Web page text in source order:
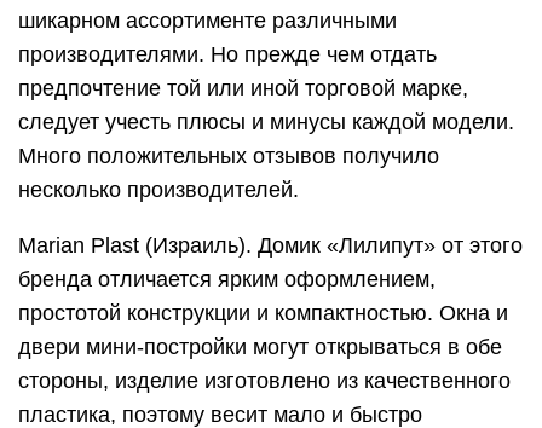
шикарном ассортименте различными
производителями. Но прежде чем отдать
предпочтение той или иной торговой марке,
следует учесть плюсы и минусы каждой модели.
Много положительных отзывов получило
несколько производителей.
Marian Plast (Израиль). Домик «Лилипут» от этого
бренда отличается ярким оформлением,
простотой конструкции и компактностью. Окна и
двери мини-постройки могут открываться в обе
стороны, изделие изготовлено из качественного
пластика, поэтому весит мало и быстро